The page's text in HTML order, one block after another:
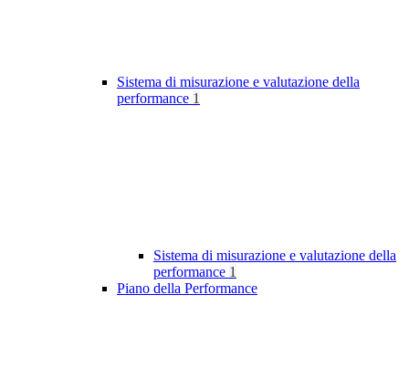
Sistema di misurazione e valutazione della
performance 1
Sistema di misurazione e valutazione della
performance 1
Piano della Performance